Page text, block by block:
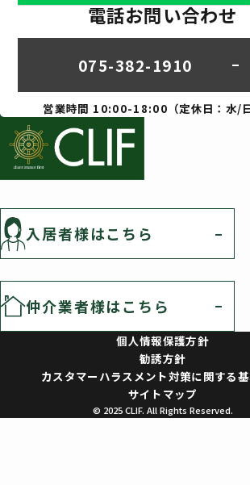
電話お問い合わせ
075-382-1910
営業時間 10:00-18:00（定休日：水/日
入居者様はこちら
仲介業者様はこちら
個人情報保護方針
勧誘方針
カスタマーハラスメント対策に関する
サイトマップ
© 2025 CLIF. All Rights Reserved.